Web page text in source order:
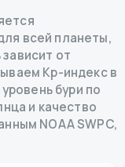
всей планеты,
от
Kp-индекс в
бури по
и качество
NOAA SWPC,